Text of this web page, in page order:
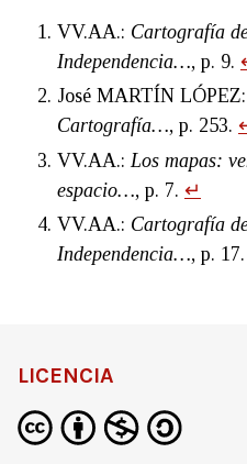
VV.AA.: Cartografía
Independencia…, p. 9.
José MARTÍN LÓPEZ:
Cartografía…, p. 253.
VV.AA.: Los mapas:
espacio…, p. 7. ↵
VV.AA.: Cartografía
Independencia…, p. 17.
LICENCIA